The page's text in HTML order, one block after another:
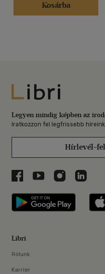
Kosárba
Libri
Legyen mindig képben az
Iratkozzon fel legfrissebb
Hírlevél-
Libri a Facebookon
Libri a Youtube-
Libri azLibri
Libri
Libri
Rólunk
Karrier